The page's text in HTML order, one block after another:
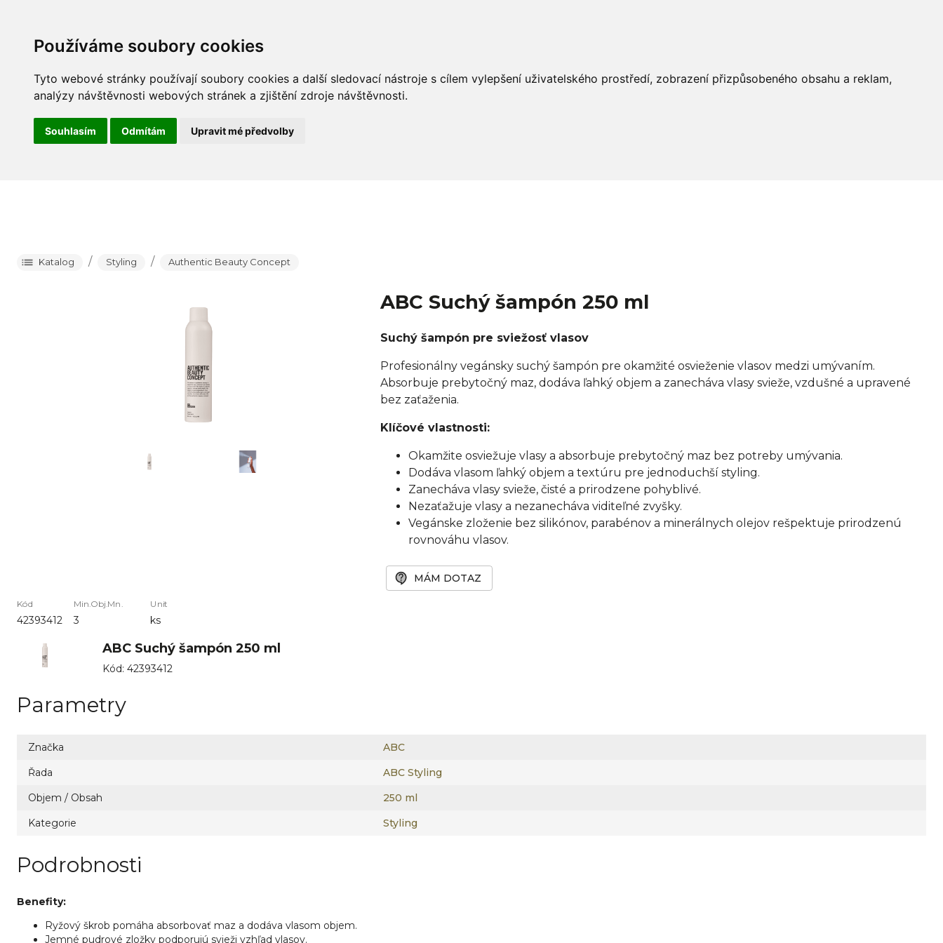
Používáme soubory cookies
Tyto webové stránky používají soubory cookies a další sledovací nástroje s cílem vylepšení uživatelského prostředí, zobrazení přizpůsobeného obsahu a reklam,
analýzy návštěvnosti webových stránek a zjištění zdroje návštěvnosti.
Souhlasím Odmítám Upravit mé předvolby
Katalog / Styling / Authentic Beauty Concept
Kód
42393412
Min.Obj.Mn.
3
Unit
ks
ABC Suchý šampón 250 ml
Suchý šampón pre sviežosť vlasov
Profesionálny vegánsky suchý šampón pre okamžité osvieženie vlasov medzi umývaním.
Absorbuje prebytočný maz, dodáva ľahký objem a zanecháva vlasy svieže, vzdušné a upravené
bez zaťaženia.
Klíčové vlastnosti:
Okamžite osviežuje vlasy a absorbuje prebytočný maz bez potreby umývania.
Dodáva vlasom ľahký objem a textúru pre jednoduchší styling.
Zanecháva vlasy svieže, čisté a prirodzene pohyblivé.
Nezaťažuje vlasy a nezanecháva viditeľné zvyšky.
Vegánske zloženie bez silikónov, parabénov a minerálnych olejov rešpektuje prirodzenú
rovnováhu vlasov.
MÁM DOTAZ
ABC Suchý šampón 250 ml
Kód: 42393412
Parametry
Značka
ABC
Řada
ABC Styling
Objem / Obsah
250 ml
Kategorie
Styling
Podrobnosti
Benefity:
Ryžový škrob pomáha absorbovať maz a dodáva vlasom objem.
Jemné pudrové zložky podporujú svieži vzhľad vlasov.